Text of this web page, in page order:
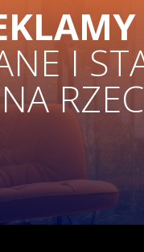
I